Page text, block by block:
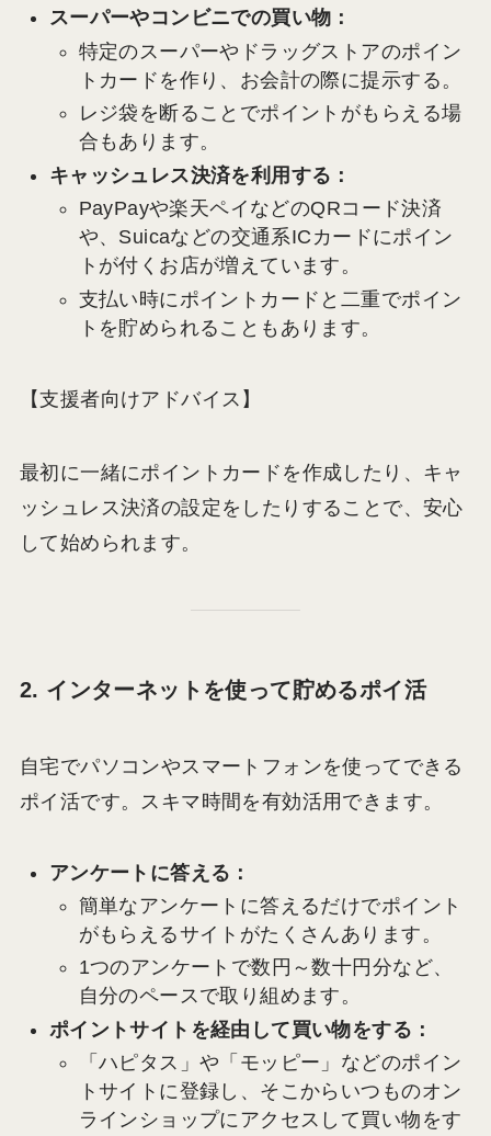
スーパーやコンビニでの買い物：
特定のスーパーやドラッグストアのポイン
トカードを作り、お会計の際に提示する。
レジ袋を断ることでポイントがもらえる場
合もあります。
キャッシュレス決済を利用する：
PayPayや楽天ペイなどのQRコード決済
や、Suicaなどの交通系ICカードにポイン
トが付くお店が増えています。
支払い時にポイントカードと二重でポイン
トを貯められることもあります。
【支援者向けアドバイス】
最初に一緒にポイントカードを作成したり、キャ
ッシュレス決済の設定をしたりすることで、安心
して始められます。
2. インターネットを使って貯めるポイ活
自宅でパソコンやスマートフォンを使ってできる
ポイ活です。スキマ時間を有効活用できます。
アンケートに答える：
簡単なアンケートに答えるだけでポイント
がもらえるサイトがたくさんあります。
1つのアンケートで数円～数十円分など、
自分のペースで取り組めます。
ポイントサイトを経由して買い物をする：
「ハピタス」や「モッピー」などのポイン
トサイトに登録し、そこからいつものオン
ラインショップにアクセスして買い物をす